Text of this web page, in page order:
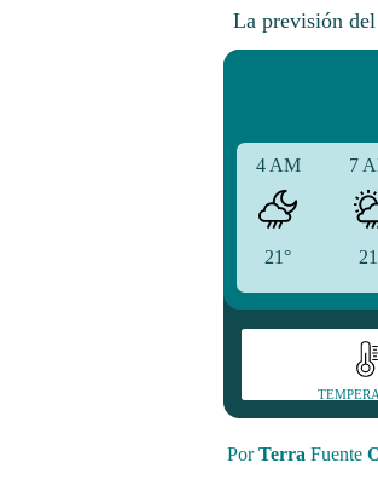
La previsión
4 AM
21°
7
PorTerra Fuente